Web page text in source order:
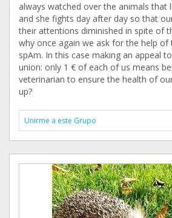
always watched over the animals that
and she fights day after day so that
their attentions diminished in spite of
why once again we ask for the help
spAm. In this case making an appeal
union: only 1 € of each of us means
veterinarian to ensure the health of
up?
Unirme a este Grupo